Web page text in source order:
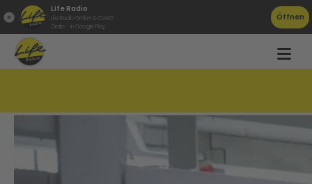
Life Radio
Life Radio GmbH & Co.KG
Gratis - in Google Play
Öffnen